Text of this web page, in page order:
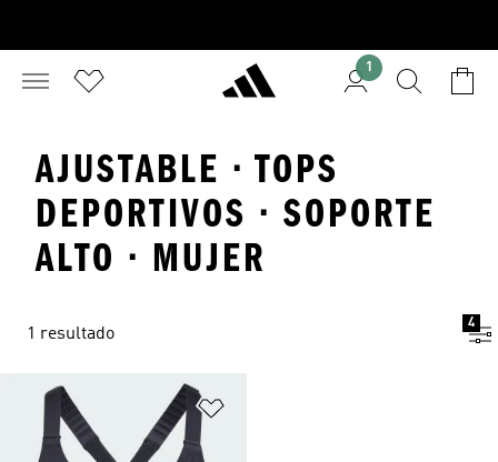
1
AJUSTABLE · TOPS
DEPORTIVOS · SOPORTE
ALTO · MUJER
1 resultado
4